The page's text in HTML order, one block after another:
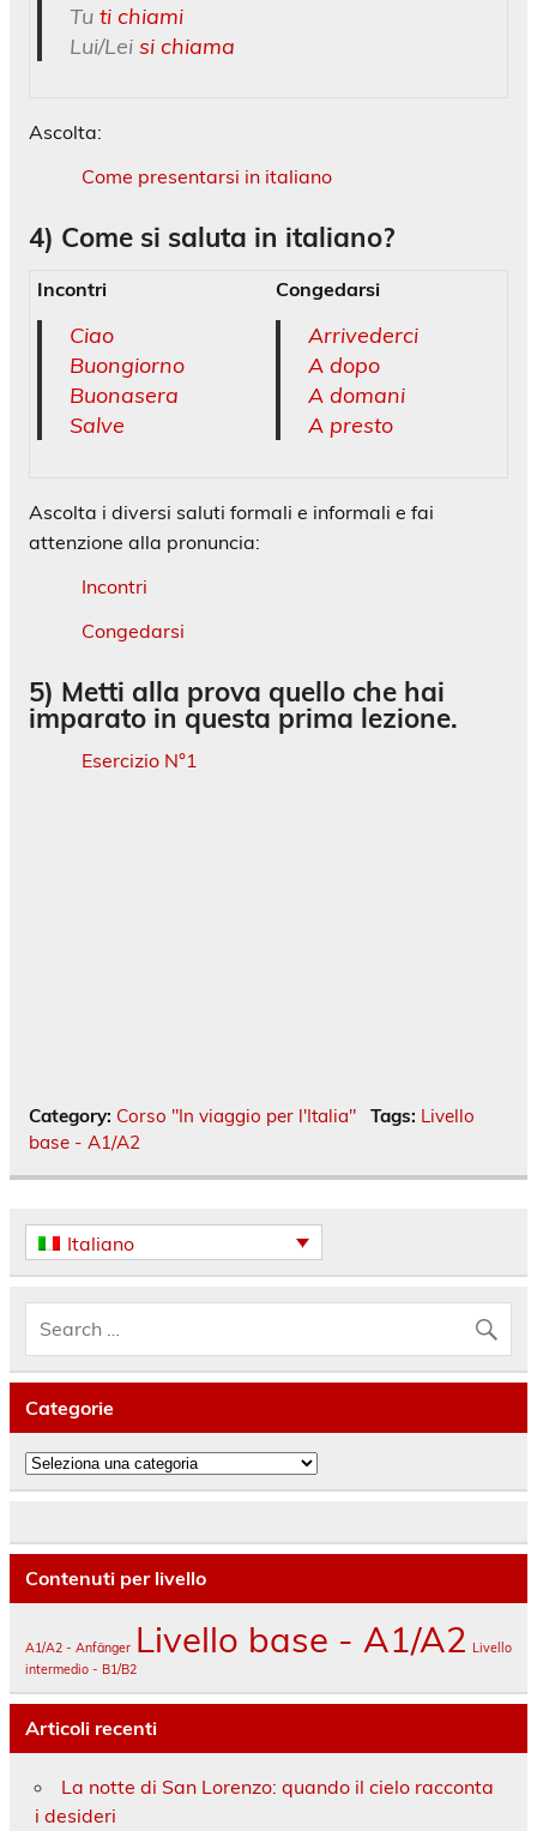
Tu ti chiami
Lui/Lei si chiama
Ascolta:
Come presentarsi in italiano
4) Come si saluta in italiano?
Incontri
Ciao
Buongiorno
Buonasera
Salve
Congedarsi
Arrivederci
A dopo
A domani
A presto
Ascolta i diversi saluti formali e informali e fai
attenzione alla pronuncia:
Incontri
Congedarsi
5) Metti alla prova quello che hai
imparato in questa prima lezione.
Esercizio N°1
Category: Corso "In viaggio per l'Italia" Tags: Livello
base - A1/A2
Italiano
Categorie
Categorie
Contenuti per livello
A1/A2 - Anfänger Livello base - A1/A2 Livello
intermedio - B1/B2
Articoli recenti
La notte di San Lorenzo: quando il cielo racconta
i desideri